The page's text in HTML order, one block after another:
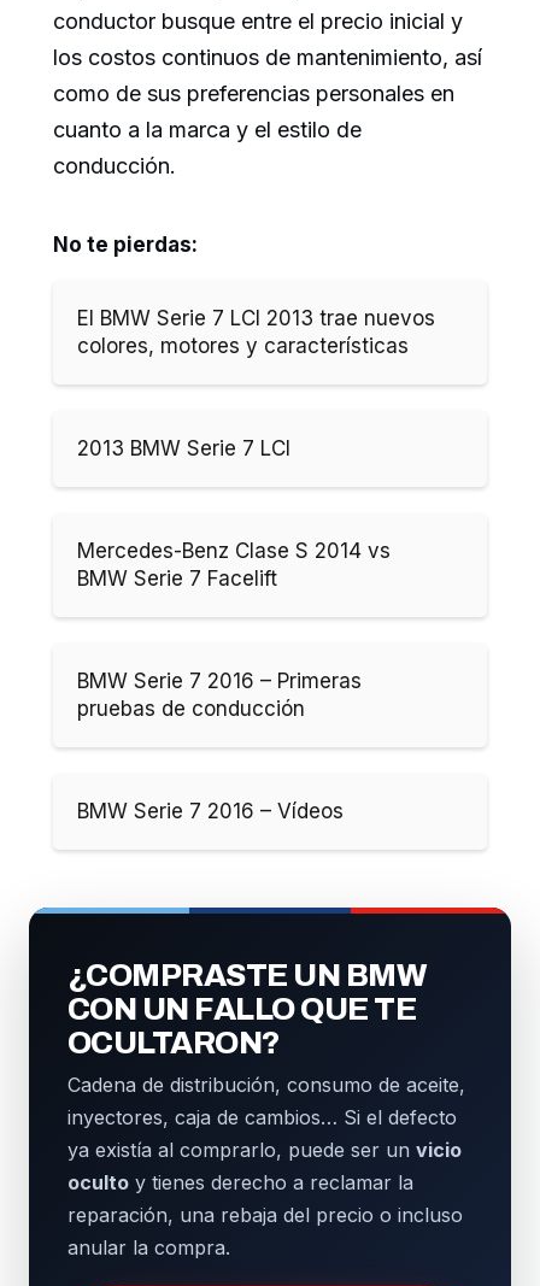
conductor busque entre el precio inicial y
los costos continuos de mantenimiento, así
como de sus preferencias personales en
cuanto a la marca y el estilo de
conducción.
No te pierdas:
El BMW Serie 7 LCI 2013 trae nuevos
colores, motores y características
2013 BMW Serie 7 LCI
Mercedes-Benz Clase S 2014 vs
BMW Serie 7 Facelift
BMW Serie 7 2016 – Primeras
pruebas de conducción
BMW Serie 7 2016 – Vídeos
¿COMPRASTE UN BMW
CON UN FALLO QUE TE
OCULTARON?
Cadena de distribución, consumo de aceite,
inyectores, caja de cambios… Si el defecto
ya existía al comprarlo, puede ser un vicio
oculto y tienes derecho a reclamar la
reparación, una rebaja del precio o incluso
anular la compra.